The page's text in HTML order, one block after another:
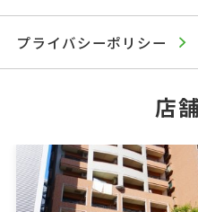
プライバシーポリシー
店